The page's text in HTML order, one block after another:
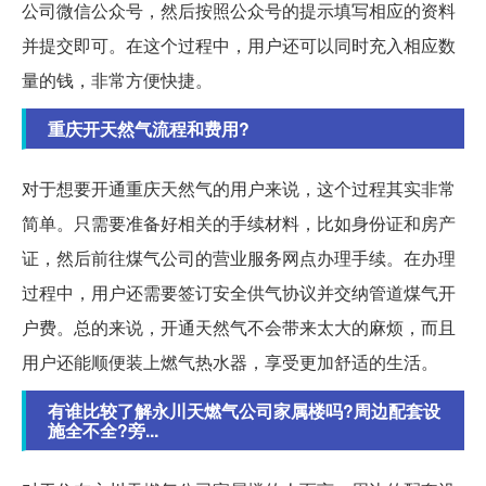
公司微信公众号，然后按照公众号的提示填写相应的资料
并提交即可。在这个过程中，用户还可以同时充入相应数
量的钱，非常方便快捷。
重庆开天然气流程和费用?
对于想要开通重庆天然气的用户来说，这个过程其实非常
简单。只需要准备好相关的手续材料，比如身份证和房产
证，然后前往煤气公司的营业服务网点办理手续。在办理
过程中，用户还需要签订安全供气协议并交纳管道煤气开
户费。总的来说，开通天然气不会带来太大的麻烦，而且
用户还能顺便装上燃气热水器，享受更加舒适的生活。
有谁比较了解永川天燃气公司家属楼吗?周边配套设
施全不全?旁...